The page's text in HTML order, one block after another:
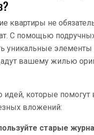
квартиры не
С помощью
уникальные элементы
вашему жилью
идей, которые помогут
вложений:
старые